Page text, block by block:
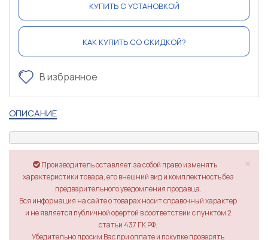
КУПИТЬ С УСТАНОВКОЙ
КАК КУПИТЬ СО СКИДКОЙ?
В избранное
ОПИСАНИЕ
×
Производитель оставляет за собой право изменять
характеристики товара, его внешний вид и комплектность без
предварительного уведомления продавца.
Вся информация на сайте о товарах носит справочный характер
и не является публичной офертой в соответствии с пунктом 2
статьи 437 ГК РФ.
Убедительно просим Вас при оплате и покупке проверять